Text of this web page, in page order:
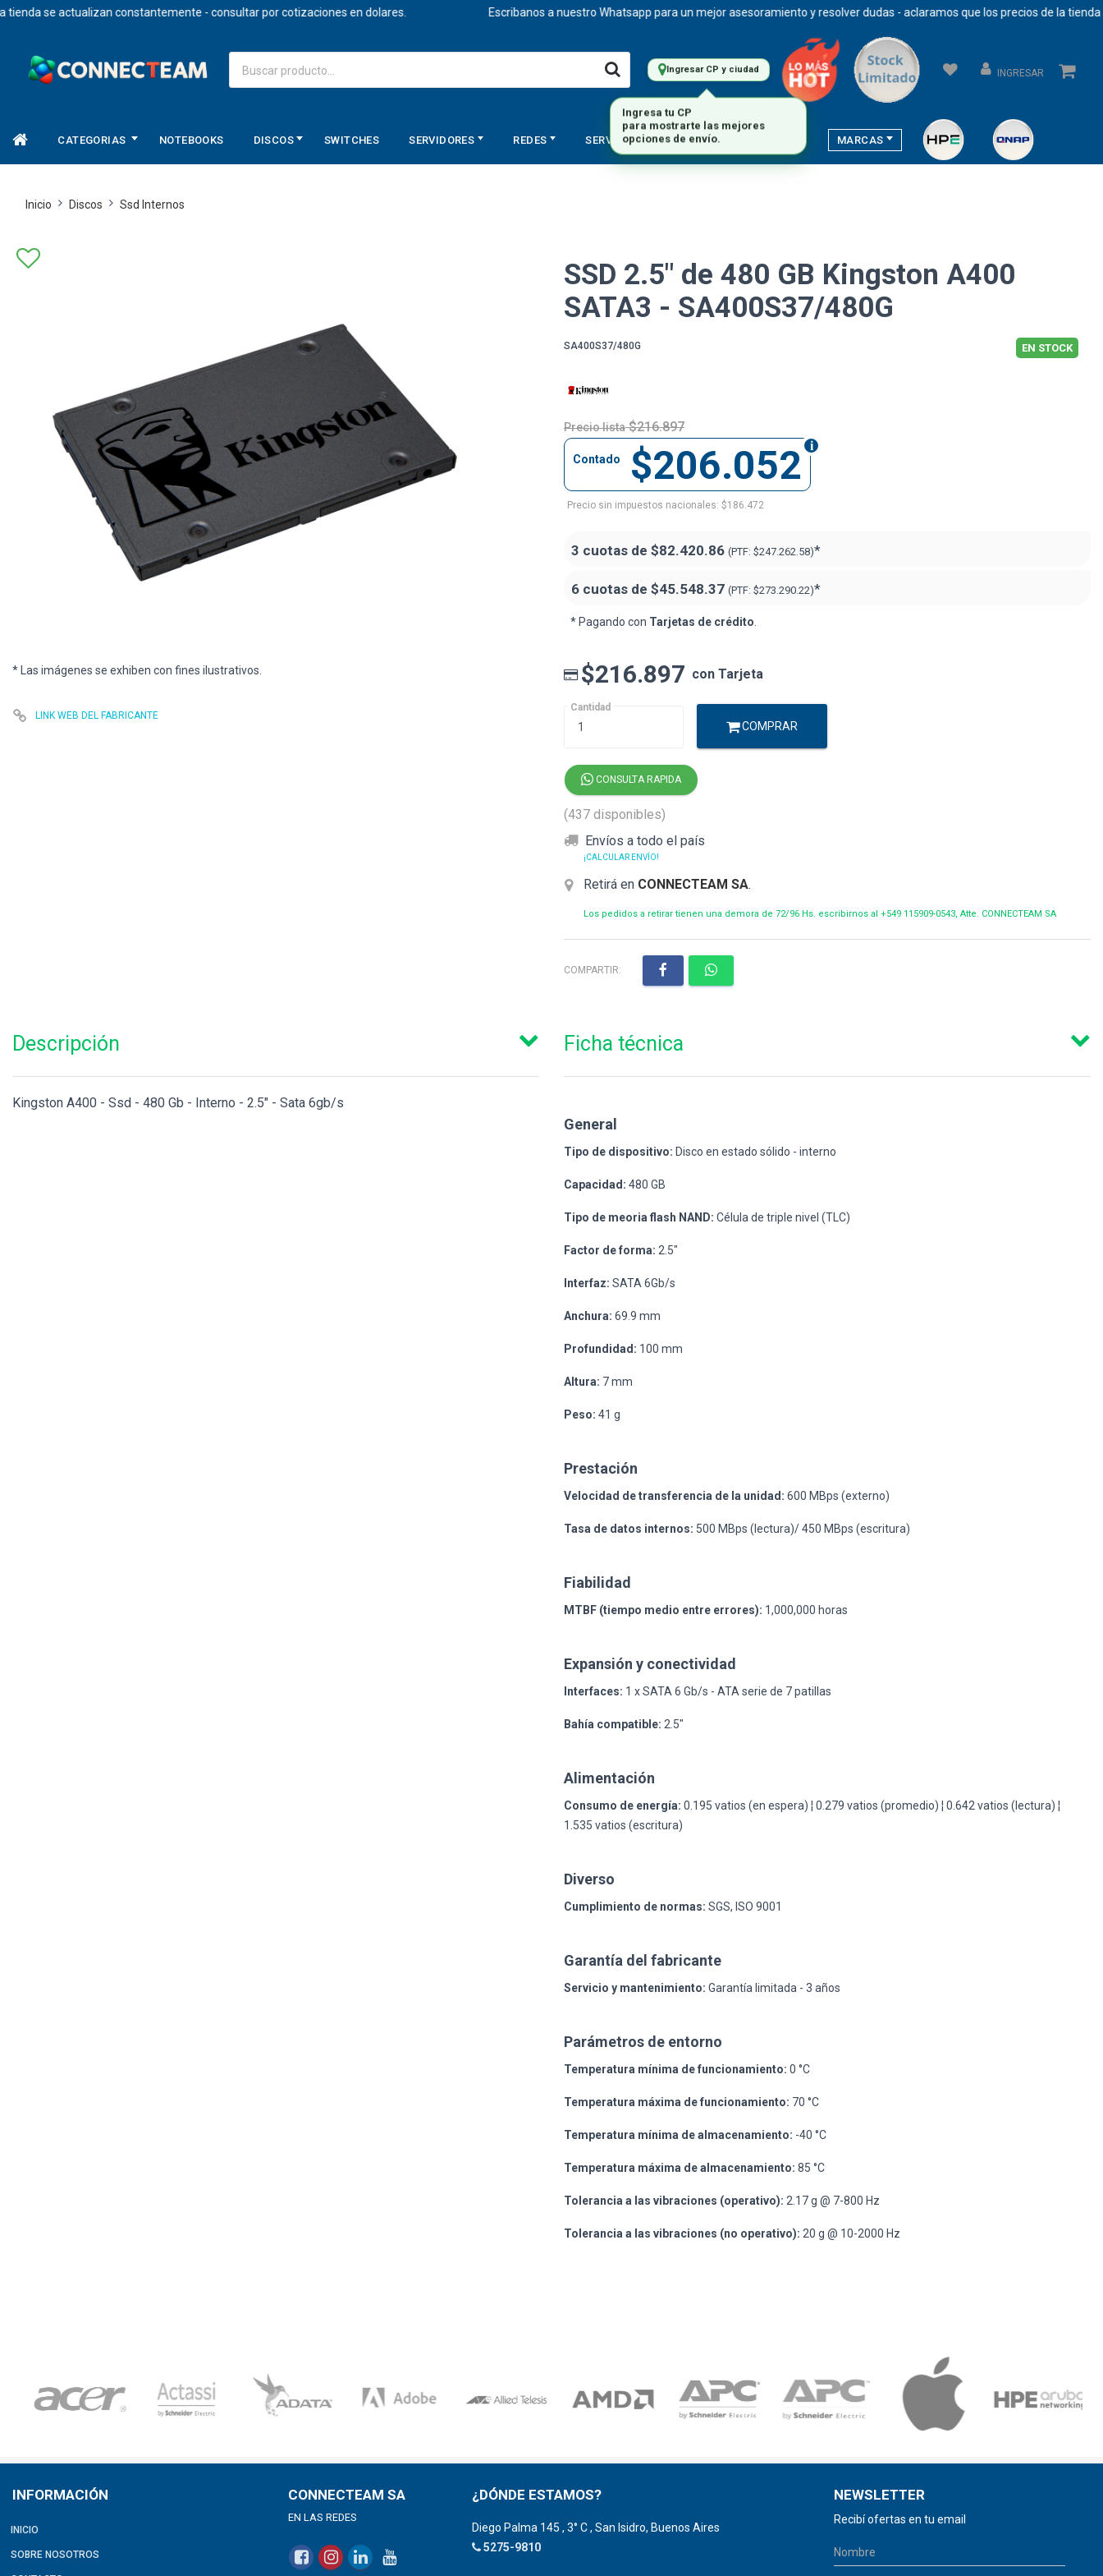
se actualizan constantemente - consultar por cotizaciones en dolares. Escribanos a nuestro Whatsapp para un mejor asesoramiento y resolver dudas - aclaramos que los precios de la tienda se
Ingresar CP y ciudad INGRESAR
CATEGORIAS NOTEBOOKS DISCOS SWITCHES SERVIDORES REDES SERVICIOS STORAGE MARCAS
Inicio Discos Ssd Internos
* Las imágenes se exhiben con fines ilustrativos.
LINK WEB DEL FABRICANTE
SSD 2.5" de 480 GB Kingston A400
SATA3 - SA400S37/480G
SA400S37/480G EN STOCK
Precio lista $216.897
$206.052
Contado
Precio sin impuestos nacionales: $186.472
3 cuotas de $82.420.86 (PTF: $247.262.58)*
6 cuotas de $45.548.37 (PTF: $273.290.22)*
* Pagando con Tarjetas de crédito
$216.897 con Tarjeta
Cantidad
COMPRAR
CONSULTA RAPIDA
(437 disponibles)
Envíos a todo el país
¡CALCULAR ENVÍO!
Retirá en CONNECTEAM SA.
Los pedidos a retirar tienen una demora de 72/96 Hs. escribirnos al +549 115909-0543, Atte. CONNECTEAM SA
COMPARTIR:
Descripción
Kingston A400 - Ssd - 480 Gb - Interno - 2.5" - Sata 6gb/s
Ficha técnica
General
Tipo de dispositivo: Disco en estado sólido - interno
Capacidad: 480 GB
Tipo de meoria flash NAND: Célula de triple nivel (TLC)
Factor de forma: 2.5"
Interfaz: SATA 6Gb/s
Anchura: 69.9 mm
Profundidad: 100 mm
Altura: 7 mm
Peso: 41 g
Prestación
Velocidad de transferencia de la unidad: 600 MBps (externo)
Tasa de datos internos: 500 MBps (lectura)/ 450 MBps (escritura)
Fiabilidad
MTBF (tiempo medio entre errores): 1,000,000 horas
Expansión y conectividad
Interfaces: 1 x SATA 6 Gb/s - ATA serie de 7 patillas
Bahía compatible: 2.5"
Alimentación
Consumo de energía: 0.195 vatios (en espera) ¦ 0.279 vatios (promedio) ¦ 0.642 vatios (lectura) ¦
1.535 vatios (escritura)
Diverso
Cumplimiento de normas: SGS, ISO 9001
Garantía del fabricante
Servicio y mantenimiento: Garantía limitada - 3 años
Parámetros de entorno
Temperatura mínima de funcionamiento: 0 °C
Temperatura máxima de funcionamiento: 70 °C
Temperatura mínima de almacenamiento: -40 °C
Temperatura máxima de almacenamiento: 85 °C
Tolerancia a las vibraciones (operativo): 2.17 g @ 7-800 Hz
Tolerancia a las vibraciones (no operativo): 20 g @ 10-2000 Hz
INFORMACIÓN
INICIO
SOBRE NOSOTROS
CONNECTEAM SA
EN LAS REDES
¿DÓNDE ESTAMOS?
Diego Palma 145 , 3° C , San Isidro, Buenos Aires
5275-9810
NEWSLETTER
Recibí ofertas en tu email